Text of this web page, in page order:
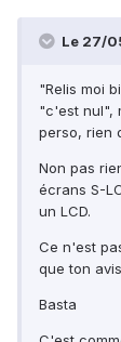
Le 27/
"Relis moi
"c'est nul",
perso, rien
Non pas
écrans S-
un LCD.
Ce n'est
que ton
Basta